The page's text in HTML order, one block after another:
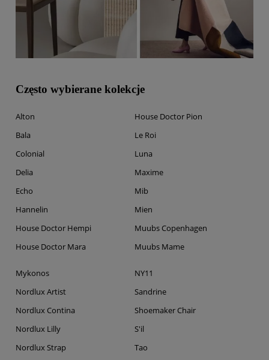
Często wybierane kolekcje
Alton
Bala
Colonial
Delia
Echo
Hannelin
House Doctor Hempi
House Doctor Mara
House Doctor Pion
Le Roi
Luna
Maxime
Mib
Mien
Muubs Copenhagen
Muubs Mame
Mykonos
Nordlux Artist
Nordlux Contina
Nordlux Lilly
Nordlux Strap
NY11
Sandrine
Shoemaker Chair
S'il
Tao